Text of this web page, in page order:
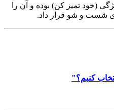
(خود تمیز کن) بوده و آن را
شست و شو قرار داد.
کنیم؟"